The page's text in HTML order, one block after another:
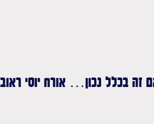
זה בכלל נכון… אורח יוסי ראובן